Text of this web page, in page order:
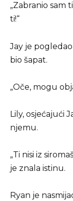
„Zabranio sam
ti!“
Jay je
bio šapat.
„Oče, mogu
Lily, osjećajući
njemu.
„Ti nisi iz
je znala istinu.
Ryan je